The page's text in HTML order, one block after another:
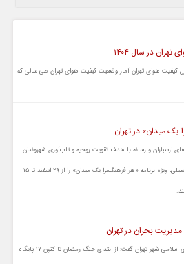
در سال ۱۴۰۴
کیفیت هوای تهران آمار وضعیت کیفیت هوای تهران طی سالی که
میدان» در تهران
ارسباران و رسانه با هدف تقویت روحیه و تاب‌آوری شهروندان
عزیز در روزهای جنگ تحمیلی، ویژه برنامه «هر فرهنگسرا یک میدان» را از ۲۹ اسفند تا ۱۵
تهران رسانه | عضو شورای اسلامی شهر تهران گفت: از ابتدای جنگ رمضان تا کنون ۱۷ پایگاه